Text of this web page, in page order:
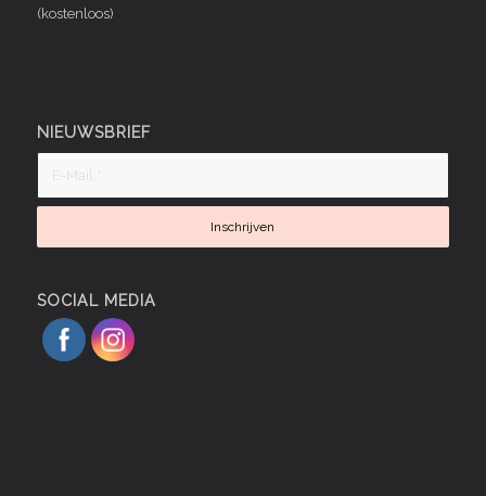
(kostenloos)
NIEUWSBRIEF
SOCIAL MEDIA